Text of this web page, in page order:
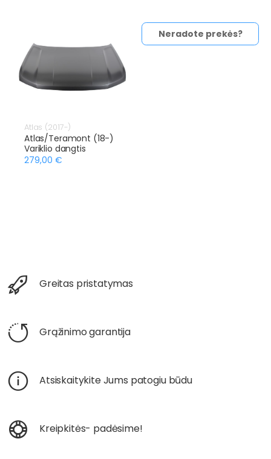
Atlas (2017-)
Atlas/Teramont (18-)
Variklio dangtis
279,00 €
Neradote prekės?
Greitas pristatymas
Grąžinimo garantija
Atsiskaitykite Jums patogiu būdu
Kreipkitės- padėsime!